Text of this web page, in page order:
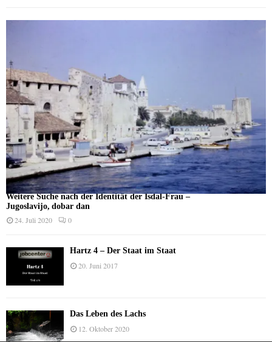
Weitere Suche nach der Identität der Isdal-Frau –
Jugoslavijo, dobar dan
24. Juli 2020 0
Hartz 4 – Der Staat im Staat
20. Juni 2017
Das Leben des Lachs
12. Oktober 2020